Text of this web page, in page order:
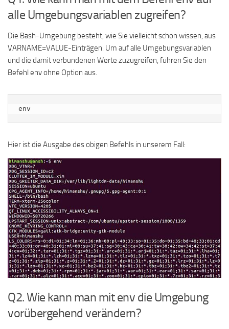
alle Umgebungsvariablen zugreifen?
Die Bash-Umgebung besteht, wie Sie vielleicht schon wissen, aus
VARNAME=VALUE-Einträgen. Um auf alle Umgebungsvariablen
und die damit verbundenen Werte zuzugreifen, führen Sie den
Befehl env ohne Option aus.
env
Hier ist die Ausgabe des obigen Befehls in unserem Fall:
Q2. Wie kann man mit env die Umgebung
vorübergehend verändern?